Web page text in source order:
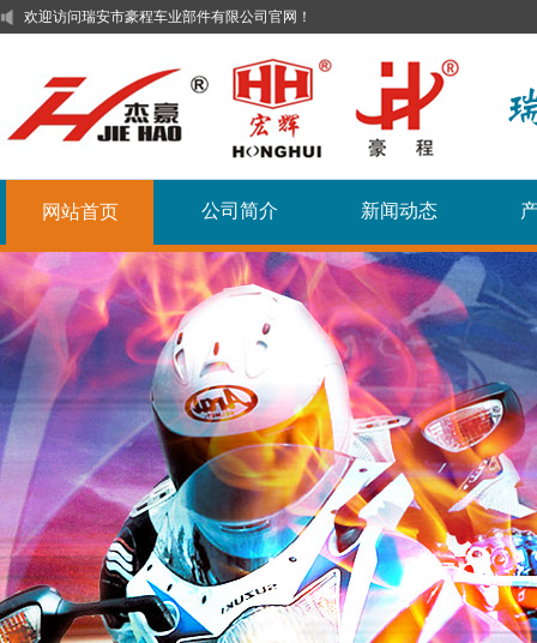
欢迎访问瑞安市豪程车业部件有限公司官网！
网站首页 公司简介 新闻动态